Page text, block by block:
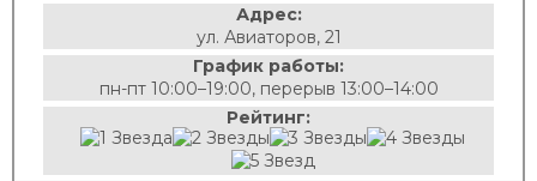
Адрес:
ул. Авиаторов, 21
График работы:
пн-пт 10:00–19:00, перерыв 13:00–14:00
Рейтинг: